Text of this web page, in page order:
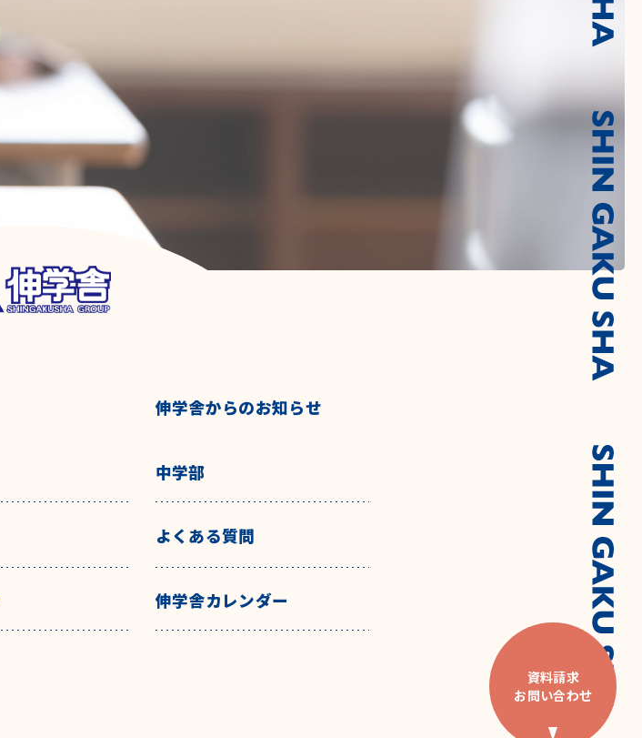
資料請求
お問い合わせ
伸学舎からのお知らせ
中学部
よくある質問
伸学舎カレンダー